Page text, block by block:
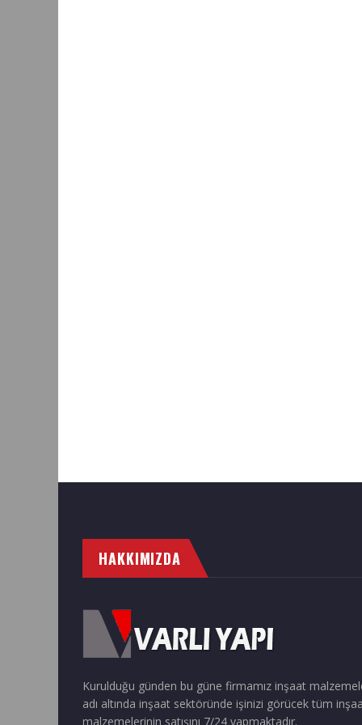
HAKKIMIZDA
Kurulduğu günden bu güne firmamız inşaat
adı altında inşaat sektöründe işinizi görücek tüm
malzemelerinin satışını 7/24 yapmaktadır.